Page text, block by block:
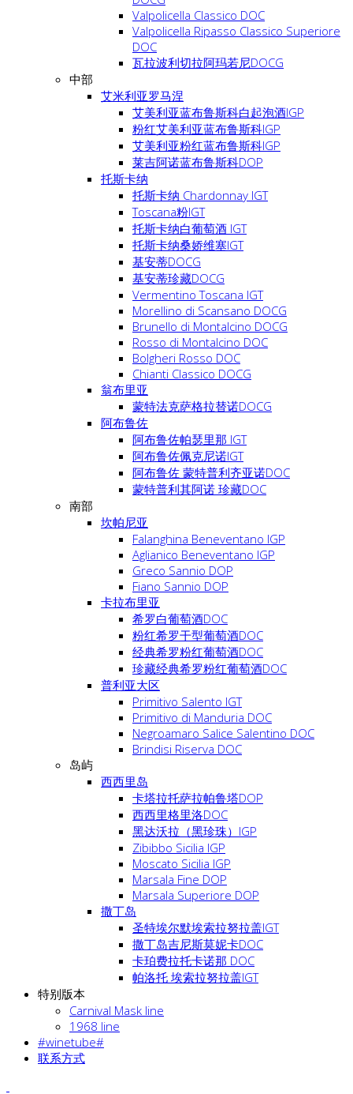
Valpolicella Classico DOC
Valpolicella Ripasso Classico Superiore
DOC
瓦拉波利切拉阿玛若尼DOCG
中部
艾米利亚罗马涅
艾美利亚蓝布鲁斯科白起泡酒IGP
粉红艾美利亚蓝布鲁斯科IGP
艾美利亚粉红蓝布鲁斯科IGP
莱吉阿诺蓝布鲁斯科DOP
托斯卡纳
托斯卡纳 Chardonnay IGT
Toscana粉IGT
托斯卡纳白葡萄酒 IGT
托斯卡纳桑娇维塞IGT
基安蒂DOCG
基安蒂珍藏DOCG
Vermentino Toscana IGT
Morellino di Scansano DOCG
Brunello di Montalcino DOCG
Rosso di Montalcino DOC
Bolgheri Rosso DOC
Chianti Classico DOCG
翁布里亚
蒙特法克萨格拉替诺DOCG
阿布鲁佐
阿布鲁佐帕瑟里那 IGT
阿布鲁佐佩克尼诺IGT
阿布鲁佐 蒙特普利齐亚诺DOC
蒙特普利其阿诺 珍藏DOC
南部
坎帕尼亚
Falanghina Beneventano IGP
Aglianico Beneventano IGP
Greco Sannio DOP
Fiano Sannio DOP
卡拉布里亚
希罗白葡萄酒DOC
粉红希罗干型葡萄酒DOC
经典希罗粉红葡萄酒DOC
珍藏经典希罗粉红葡萄酒DOC
普利亚大区
Primitivo Salento IGT
Primitivo di Manduria DOC
Negroamaro Salice Salentino DOC
Brindisi Riserva DOC
岛屿
西西里岛
卡塔拉托萨拉帕鲁塔DOP
西西里格里洛DOC
黑达沃拉（黑珍珠）IGP
Zibibbo Sicilia IGP
Moscato Sicilia IGP
Marsala Fine DOP
Marsala Superiore DOP
撒丁岛
圣特埃尔默埃索拉努拉盖IGT
撒丁岛吉尼斯莫妮卡DOC
卡珀费拉托卡诺那 DOC
帕洛托 埃索拉努拉盖IGT
特别版本
Carnival Mask line
1968 line
#winetube#
联系方式